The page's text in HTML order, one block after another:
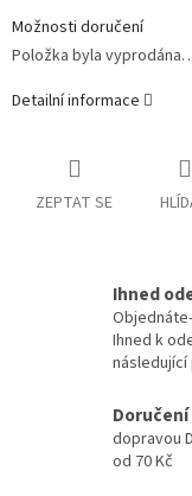
Možnosti doručení
Položka byla
Detailní informace
ZEPTAT SE
Ihned
Ihned k
následující
dopravou
od 70 Kč